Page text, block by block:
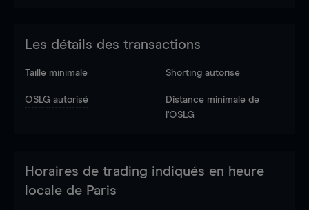
Les détails des transactions
Taille minimale Shorting autorisé
OSLG autorisé
Distance minimale de
l'OSLG
Horaires de trading indiqués en heure
locale de Paris